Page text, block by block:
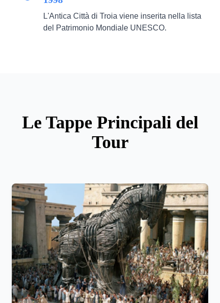
L'Antica Città di Troia viene inserita nella lista
del Patrimonio Mondiale UNESCO.
Le Tappe Principali del
Tour